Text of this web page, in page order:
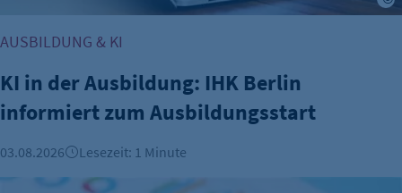
AUSBILDUNG & KI
KI in der Ausbildung: IHK Berlin
informiert zum Ausbildungsstart
03.08.2026 Lesezeit: 1 Minute
Mehr Arbeitslose in Berlin - Noch viele offene